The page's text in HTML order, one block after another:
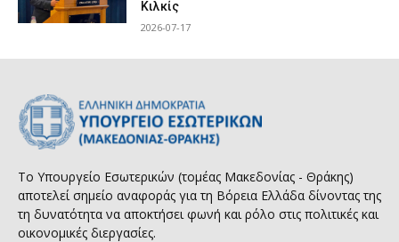
Κιλκίς
2026-07-17
Το Υπουργείο Εσωτερικών (τομέας Μακεδονίας - Θράκης)
αποτελεί σημείο αναφοράς για τη Βόρεια Ελλάδα δίνοντας της
τη δυνατότητα να αποκτήσει φωνή και ρόλο στις πολιτικές και
οικονομικές διεργασίες.